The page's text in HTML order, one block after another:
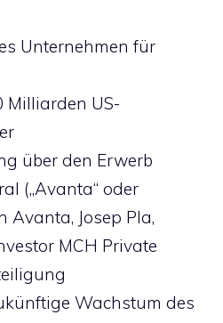
Unternehmen für
Milliarden US-
über den Erwerb
(„Avanta“ oder
Avanta, Josep Pla,
MCH Private
Wachstum des